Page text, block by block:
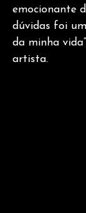
emocionante
dúvidas foi
da minha
artista.